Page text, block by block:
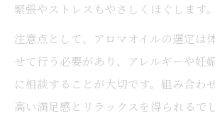
緊張やストレスもやさしくほぐします。
注意点として、アロマオイルの選定は
せて行う必要があり、アレルギーや妊
に相談することが大切です。組み合わ
高い満足感とリラックスを得られるで